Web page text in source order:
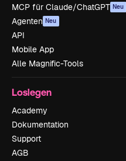
MCP für Claude/ChatGPT Neu
Agenten Neu
API
Mobile App
Alle Magnific-Tools
Loslegen
Academy
Dokumentation
Support
AGB